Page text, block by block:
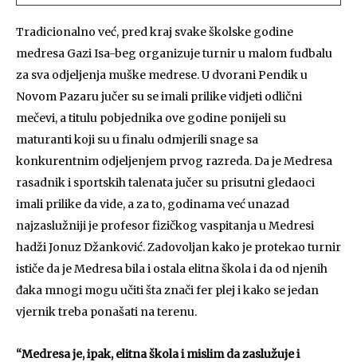
Tradicionalno već, pred kraj svake školske godine
medresa Gazi Isa-beg organizuje turnir u malom fudbalu
za sva odjeljenja muške medrese. U dvorani Pendik u
Novom Pazaru jučer su se imali prilike vidjeti odlični
mečevi, a titulu pobjednika ove godine ponijeli su
maturanti koji su u finalu odmjerili snage sa
konkurentnim odjeljenjem prvog razreda. Da je Medresa
rasadnik i sportskih talenata jučer su prisutni gledaoci
imali prilike da vide, a za to, godinama već unazad
najzaslužniji je profesor fizičkog vaspitanja u Medresi
hadži Jonuz Džanković. Zadovoljan kako je protekao turnir
ističe da je Medresa bila i ostala elitna škola i da od njenih
đaka mnogi mogu učiti šta znači fer plej i kako se jedan
vjernik treba ponašati na terenu.
“Medresa je, ipak, elitna škola i mislim da zaslužuje i